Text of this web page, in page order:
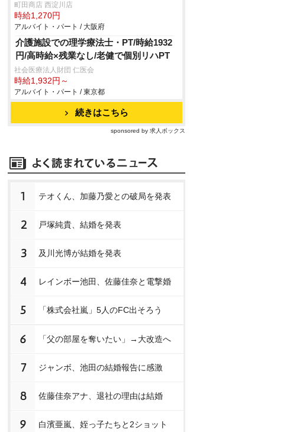
町田商店 西淀川店
時給1,270円
アルバイト・パート / 大阪府
介護施設での理学療法士・PT/時給1932
円/高時給×残業なし/老健で個別リハPT
社会医療法人財団 仁医会
時給1,932円～
アルバイト・パート / 東京都
続きはこちら
sponsored by 求人ボックス
1 テオくん、加藤乃愛との破局を発表
2 戸塚純貴、結婚を発表
3 及川光博が結婚を発表
4 レインボー池田、佐藤佳奈と電撃婚
5 「株式会社嵐」5人のFC出そろう
6 「父の部屋を奪いたい」→大改造へ
7 ジャンボ、池田の結婚報告に感激
8 佐藤佳奈アナ、退社の理由は結婚
9 白濱亜嵐、姪っ子たちと2ショット